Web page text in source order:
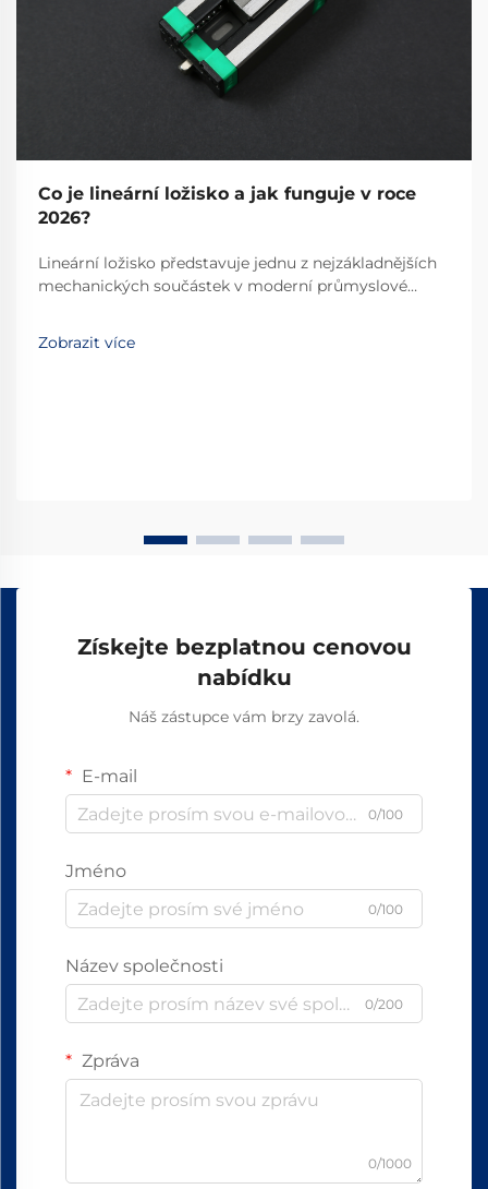
Co je lineární ložisko a jak funguje v roce
2026?
Lineární ložisko představuje jednu z nejzákladnějších
mechanických součástek v moderní průmyslové
zařízení umožňují hladký, řízený lineární pohyb po
předem určené dráze, čímž se stávají
Zobrazit více
Získejte bezplatnou cenovou
nabídku
Náš zástupce vám brzy zavolá.
E-mail
0/100
Jméno
0/100
Název společnosti
0/200
Zpráva
0/1000